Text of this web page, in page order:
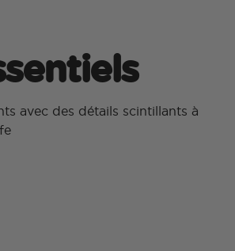
avec des détails scintillants à